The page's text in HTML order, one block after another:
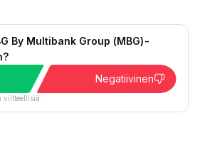
By Multibank Group (MBG)-
Negatiivinen
viitteellisiä.